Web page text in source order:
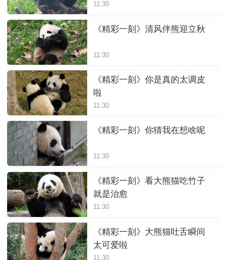
11:30
《精彩一刻》清风伴熊迎立秋
11:30
《精彩一刻》你是真的太调皮
啦
11:30
《精彩一刻》你猜我在想啥呢
11:30
《精彩一刻》看大熊猫吃竹子
就是治愈
11:30
《精彩一刻》大熊猫吐舌瞬间
太可爱啦
11:30